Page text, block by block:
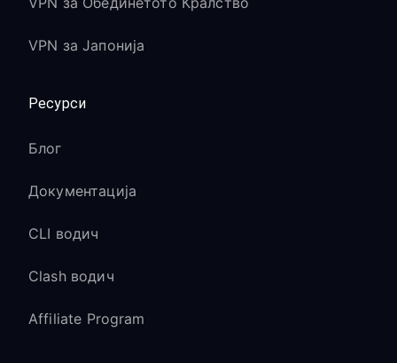
VPN за Јапонија
Ресурси
Блог
Документација
CLI водич
Clash водич
Affiliate Program